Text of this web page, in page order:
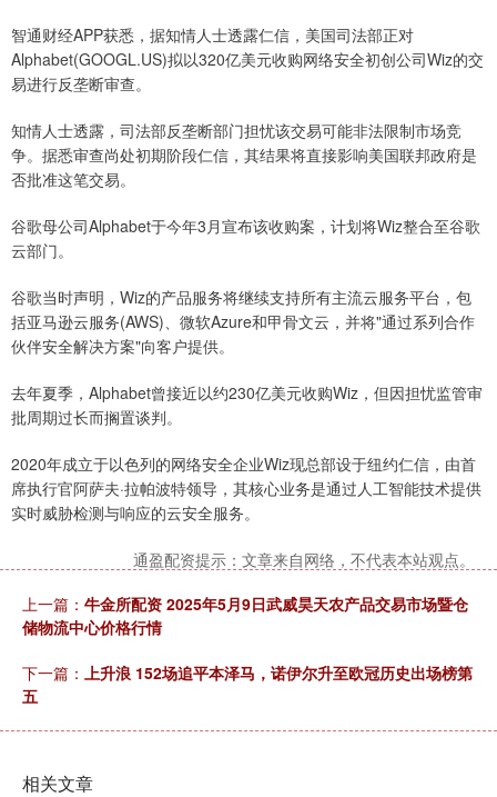
智通财经APP获悉，据知情人士透露仁信，美国司法部正对
Alphabet(GOOGL.US)拟以320亿美元收购网络安全初创公司Wiz的交
易进行反垄断审查。
知情人士透露，司法部反垄断部门担忧该交易可能非法限制市场竞
争。据悉审查尚处初期阶段仁信，其结果将直接影响美国联邦政府是
否批准这笔交易。
谷歌母公司Alphabet于今年3月宣布该收购案，计划将Wiz整合至谷歌
云部门。
谷歌当时声明，Wiz的产品服务将继续支持所有主流云服务平台，包
括亚马逊云服务(AWS)、微软Azure和甲骨文云，并将"通过系列合作
伙伴安全解决方案"向客户提供。
去年夏季，Alphabet曾接近以约230亿美元收购Wiz，但因担忧监管审
批周期过长而搁置谈判。
2020年成立于以色列的网络安全企业Wiz现总部设于纽约仁信，由首
席执行官阿萨夫·拉帕波特领导，其核心业务是通过人工智能技术提供
实时威胁检测与响应的云安全服务。
通盈配资提示：文章来自网络，不代表本站观点。
上一篇： 牛金所配资 2025年5月9日武威昊天农产品交易市场暨仓
储物流中心价格行情
下一篇： 上升浪 152场追平本泽马，诺伊尔升至欧冠历史出场榜第
五
相关文章